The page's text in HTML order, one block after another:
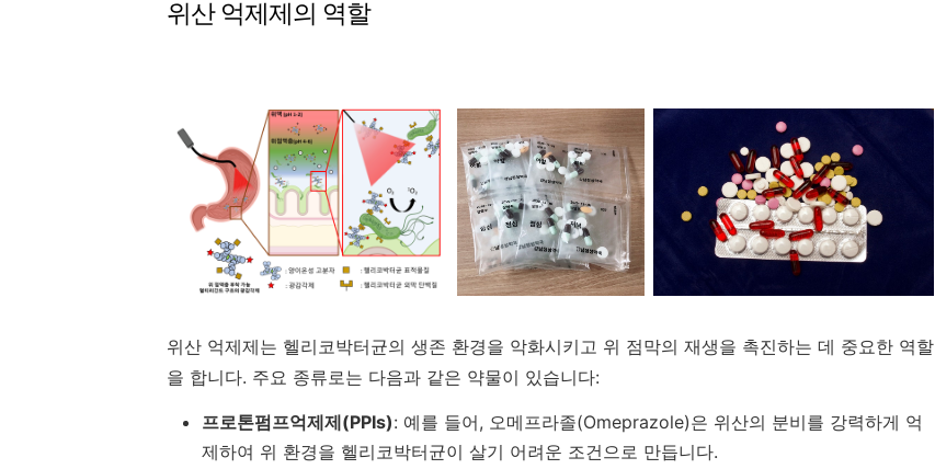
위산 억제제의 역할
위산 억제제는 헬리코박터균의 생존 환경을 악화시키고 위 점막의 재생을 촉진하는 데 중요한 역할
을 합니다. 주요 종류로는 다음과 같은 약물이 있습니다:
프로톤펌프억제제(PPIs): 예를 들어, 오메프라졸(Omeprazole)은 위산의 분비를 강력하게 억
제하여 위 환경을 헬리코박터균이 살기 어려운 조건으로 만듭니다.